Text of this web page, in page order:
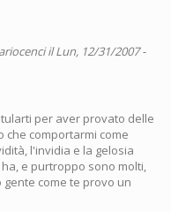
il Lun, 12/31/2007 -
per aver provato delle
comportarmi come
l'invidia e la gelosia
e purtroppo sono molti,
come te provo un